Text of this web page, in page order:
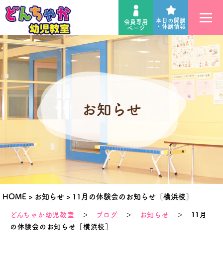
会員専用
ページ
本日の開講
・休講情報
HOME > お知らせ > 11月の体験会のお知らせ［横浜校］
お知らせ
どんちゃか幼児教室 ＞ ブログ ＞ お知らせ ＞ 11月
の体験会のお知らせ［横浜校］